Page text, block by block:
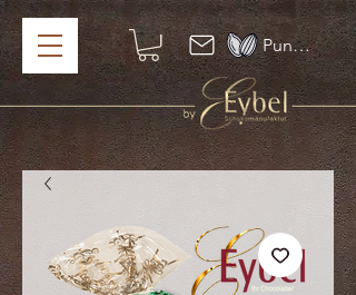
Punkte ansehen